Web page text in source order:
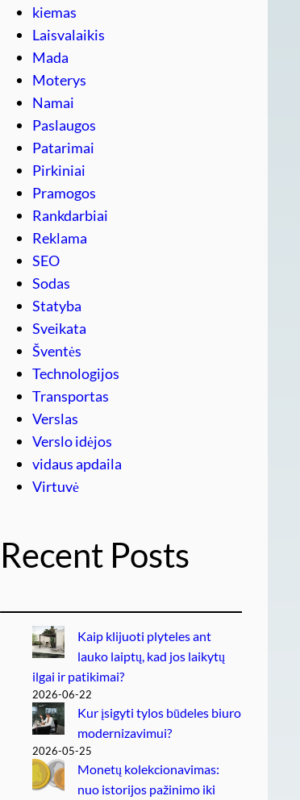
kiemas
Laisvalaikis
Mada
Moterys
Namai
Paslaugos
Patarimai
Pirkiniai
Pramogos
Rankdarbiai
Reklama
SEO
Sodas
Statyba
Sveikata
Šventės
Technologijos
Transportas
Verslas
Verslo idėjos
vidaus apdaila
Virtuvė
Recent Posts
Kaip klijuoti plyteles ant
lauko laiptų, kad jos laikytų
ilgai ir patikimai?
2026-06-22
Kur įsigyti tylos būdeles biuro
modernizavimui?
2026-05-25
Monetų kolekcionavimas:
nuo istorijos pažinimo iki